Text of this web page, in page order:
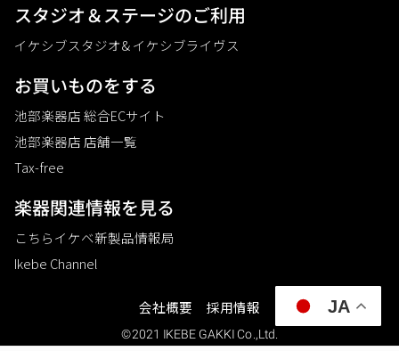
スタジオ＆ステージのご利⽤
イケシブスタジオ& イケシブライヴス
お買いものをする
池部楽器店 総合ECサイト
池部楽器店 店舗一覧
Tax-free
楽器関連情報を見る
こちらイケベ新製品情報局
Ikebe Channel
会社概要 採用情報
©2021 IKEBE GAKKI Co.,Ltd.
JA